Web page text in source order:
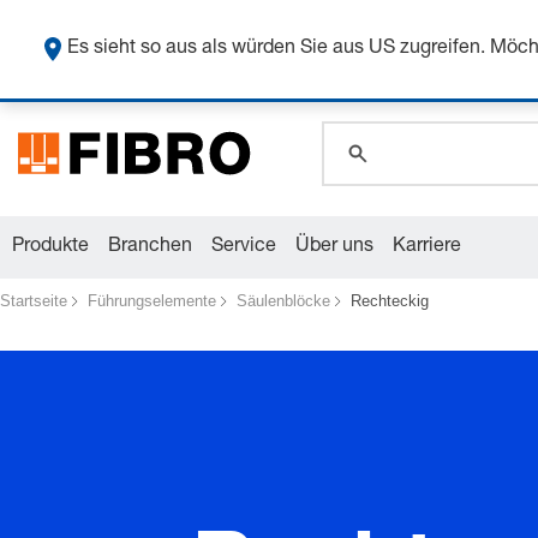
Produkte Branchen Service Über uns Karriere
Startseite Führungselemente Säulenblöcke Rechteckig
Es sieht so aus als würden Sie aus US zugreifen.